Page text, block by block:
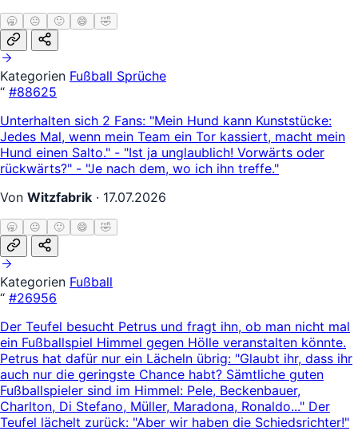
🥱 😐 🙂 😄 🤣
Kategorien Fußball Sprüche
“ #88625
Unterhalten sich 2 Fans: "Mein Hund kann Kunststücke:
Jedes Mal, wenn mein Team ein Tor kassiert, macht mein
Hund einen Salto." - "Ist ja unglaublich! Vorwärts oder
rückwärts?" - "Je nach dem, wo ich ihn treffe."
Von Witzfabrik · 17.07.2026
🥱 😐 🙂 😄 🤣
Kategorien Fußball
“ #26956
Der Teufel besucht Petrus und fragt ihn, ob man nicht mal
ein Fußballspiel Himmel gegen Hölle veranstalten könnte.
Petrus hat dafür nur ein Lächeln übrig: "Glaubt ihr, dass ihr
auch nur die geringste Chance habt? Sämtliche guten
Fußballspieler sind im Himmel: Pele, Beckenbauer,
Charlton, Di Stefano, Müller, Maradona, Ronaldo..." Der
Teufel lächelt zurück: "Aber wir haben die Schiedsrichter!"